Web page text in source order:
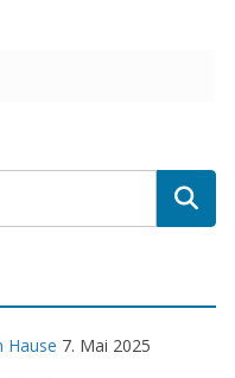
Hause 7. Mai 2025